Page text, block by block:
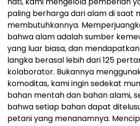
paling berharga dari alam di saat
membutuhkannya.
bahwa alam adalah sumber
yang luar biasa, dan
langka berasal lebih dari 125
kolaborator. Bukannya
komoditas, kami ingin sedekat
bahan mentah dan bahan alami,
bahwa setiap bahan dapat
petani yang menanamnya.